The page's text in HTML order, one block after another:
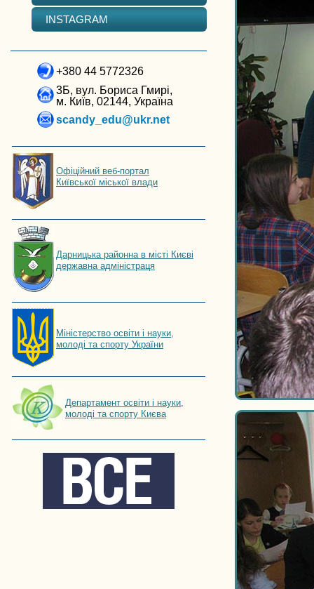
INSTAGRAM
+380 44 5772326
3Б, вул. Бориса Гмирі,
м. Київ, 02144, Україна
scandy_edu@ukr.net
Офіційний веб-портал
Київської міської влади
Дарницька районна в місті Києві
державна адміністраця
Мiнiстерство освiти і науки,
молоді та спорту України
Департамент освіти і науки,
молоді та спорту Києва